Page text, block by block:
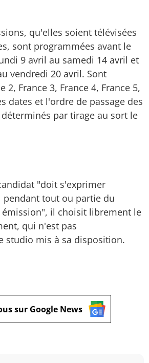
qu'elles soient télévisées
sont programmées avant le
9 avril au samedi 14 avril et
vendredi 20 avril. Sont
2, France 3, France 4, France 5,
dates et l'ordre de passage des
par tirage au sort le
"doit s'exprimer
pendant tout ou partie du
il choisit librement le
qui n'est pas
studio mis à sa disposition.
sur Google News